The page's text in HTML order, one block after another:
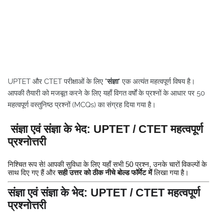
UPTET और CTET परीक्षाओं के लिए 'संज्ञा' एक अत्यंत महत्वपूर्ण विषय है।
आपकी तैयारी को मजबूत करने के लिए यहाँ विगत वर्षों के प्रश्नों के आधार पर 50
महत्वपूर्ण वस्तुनिष्ठ प्रश्नों (MCQs) का संग्रह दिया गया है।
संज्ञा एवं संज्ञा के भेद: UPTET / CTET महत्वपूर्ण
प्रश्नोत्तरी
निश्चित रूप से! आपकी सुविधा के लिए यहाँ सभी 50 प्रश्न, उनके चारों विकल्पों के
साथ दिए गए हैं औरसही उत्तर को ठीक नीचे बोल्ड फॉर्मेट मेंलिखा गया है।
संज्ञा एवं संज्ञा के भेद: UPTET / CTET महत्वपूर्ण
प्रश्नोत्तरी